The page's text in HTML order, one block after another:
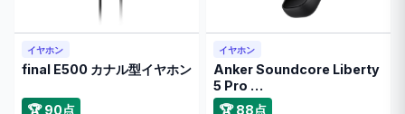
イヤホン
final E500 カナル型イヤホン
🏆 90点
イヤホン
Anker Soundcore Liberty
5 Pro …
🏆 88点